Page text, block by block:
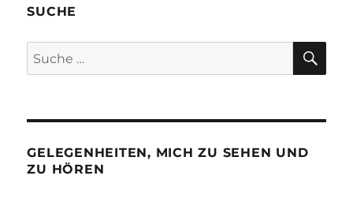
SUCHE
Suche
nach:
GELEGENHEITEN, MICH ZU SEHEN UND
ZU HÖREN